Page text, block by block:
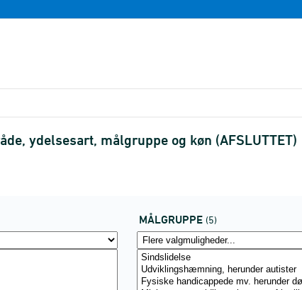
ydelsesart, målgruppe og køn (AFSLUTTET)
MÅLGRUPPE (5)